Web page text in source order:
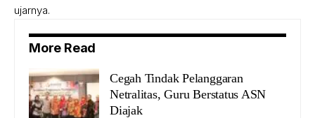
ujarnya.
More Read
Cegah Tindak Pelanggaran
Netralitas, Guru Berstatus ASN
Diajak